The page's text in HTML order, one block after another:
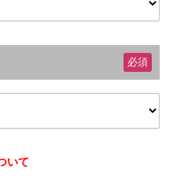
必須
いて